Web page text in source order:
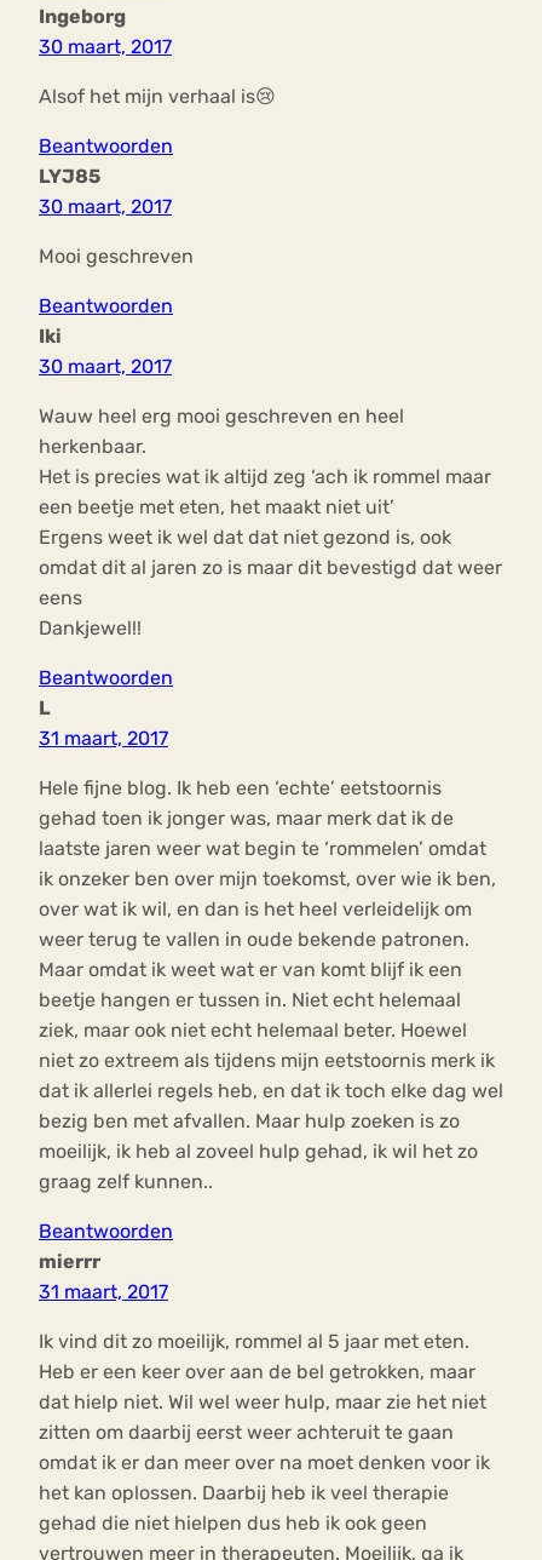
Ingeborg
30 maart, 2017
Alsof het mijn verhaal is😢
Beantwoorden
LYJ85
30 maart, 2017
Mooi geschreven
Beantwoorden
Iki
30 maart, 2017
Wauw heel erg mooi geschreven en heel
herkenbaar.
Het is precies wat ik altijd zeg ‘ach ik rommel maar
een beetje met eten, het maakt niet uit’
Ergens weet ik wel dat dat niet gezond is, ook
omdat dit al jaren zo is maar dit bevestigd dat weer
eens
Dankjewel!!
Beantwoorden
L
31 maart, 2017
Hele fijne blog. Ik heb een ‘echte’ eetstoornis
gehad toen ik jonger was, maar merk dat ik de
laatste jaren weer wat begin te ‘rommelen’ omdat
ik onzeker ben over mijn toekomst, over wie ik ben,
over wat ik wil, en dan is het heel verleidelijk om
weer terug te vallen in oude bekende patronen.
Maar omdat ik weet wat er van komt blijf ik een
beetje hangen er tussen in. Niet echt helemaal
ziek, maar ook niet echt helemaal beter. Hoewel
niet zo extreem als tijdens mijn eetstoornis merk ik
dat ik allerlei regels heb, en dat ik toch elke dag wel
bezig ben met afvallen. Maar hulp zoeken is zo
moeilijk, ik heb al zoveel hulp gehad, ik wil het zo
graag zelf kunnen..
Beantwoorden
mierrr
31 maart, 2017
Ik vind dit zo moeilijk, rommel al 5 jaar met eten.
Heb er een keer over aan de bel getrokken, maar
dat hielp niet. Wil wel weer hulp, maar zie het niet
zitten om daarbij eerst weer achteruit te gaan
omdat ik er dan meer over na moet denken voor ik
het kan oplossen. Daarbij heb ik veel therapie
gehad die niet hielpen dus heb ik ook geen
vertrouwen meer in therapeuten. Moeilijk, ga ik